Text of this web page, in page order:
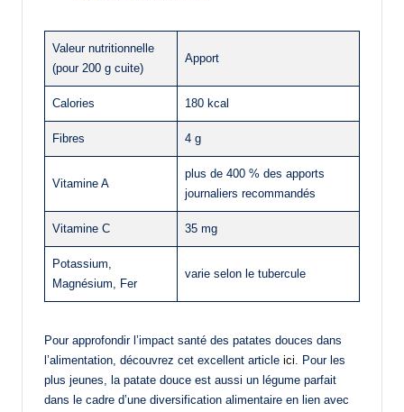
Valeur nutritionnelle
(pour 200 g cuite)
Apport
Calories 180 kcal
Fibres 4 g
Vitamine A
plus de 400 % des apports
journaliers recommandés
Vitamine C 35 mg
Potassium,
Magnésium, Fer
varie selon le tubercule
Pour approfondir l’impact santé des patates douces dans
l’alimentation, découvrez cet excellent article ici. Pour les
plus jeunes, la patate douce est aussi un légume parfait
dans le cadre d’une diversification alimentaire en lien avec